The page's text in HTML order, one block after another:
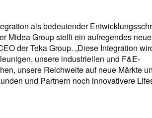
als bedeutender
Midea Group stellt ein aufregendes
der Teka Group. „Diese Integration
unsere industriellen und F&E-
unsere Reichweite auf neue Märkte
und Partnern noch innovativere